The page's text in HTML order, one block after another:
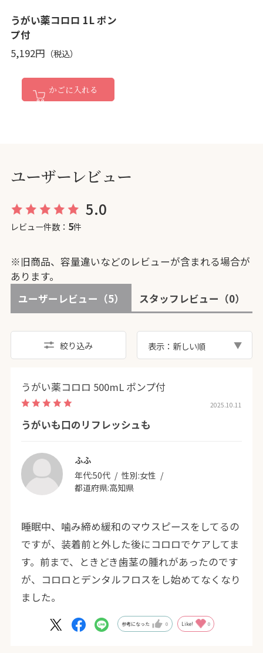
うがい薬コロロ 1L ポン
プ付
5,192円
かごに入れる
ユーザーレビュー
5.0
レビュー件数： 5件
※旧商品、容量違いなどのレビューが含まれる場合が
あります。
ユーザーレビュー （5） スタッフレビュー （0）
絞り込み 表示：新しい順
うがい薬コロロ 500mL ポンプ付
2025.10.11
うがいも口のリフレッシュも
ふふ
年代:50代 性別:女性
都道府県:高知県
睡眠中、噛み締め緩和のマウスピースをしてるの
ですが、装着前と外した後にコロロでケアしてま
す。前まで、ときどき歯茎の腫れがあったのです
が、コロロとデンタルフロスをし始めてなくなり
ました。
参考になった 0 Like! 0